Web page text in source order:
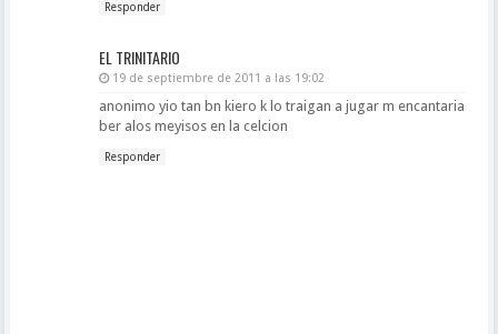
Responder
EL TRINITARIO
19 de septiembre de 2011 a las 19:02
anonimo yio tan bn kiero k lo traigan a jugar m encantaria
ber alos meyisos en la celcion
Responder